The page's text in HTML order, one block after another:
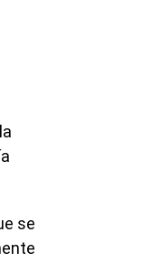
se